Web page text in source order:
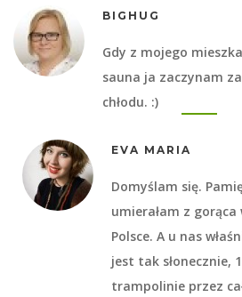
BIGHUG
Gdy z mojego
sauna ja zaczynam
chłodu. :)
EVA MARIA
Domyślam się.
umierałam z
Polsce. A u nas
jest tak słonecznie,
trampolinie przez